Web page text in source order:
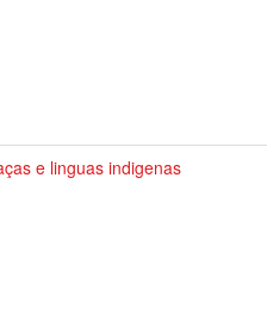
e linguas indigenas